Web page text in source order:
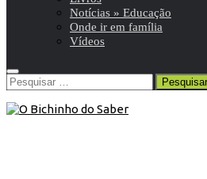
Notícias » Educação
Onde ir em família
Vídeos
Pesquisar
por: